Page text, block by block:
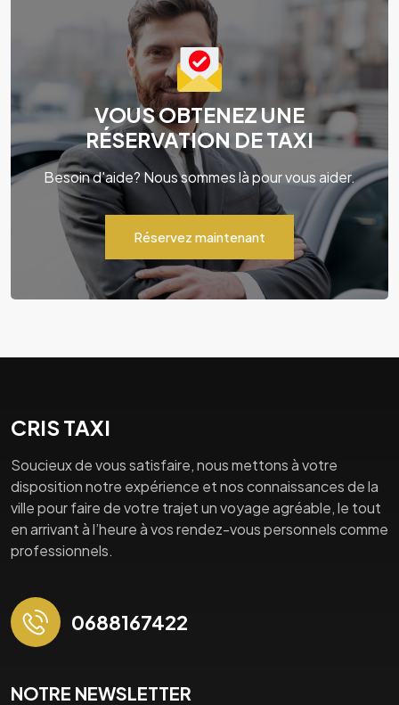
VOUS OBTENEZ UNE
RÉSERVATION DE TAXI
Besoin d'aide? Nous sommes là pour vous aider.
Réservez maintenant
CRIS TAXI
Soucieux de vous satisfaire, nous mettons à votre
disposition notre expérience et nos connaissances de la
ville pour faire de votre trajet un voyage agréable, le tout
en arrivant à l’heure à vos rendez-vous personnels comme
professionnels.
0688167422
NOTRE NEWSLETTER